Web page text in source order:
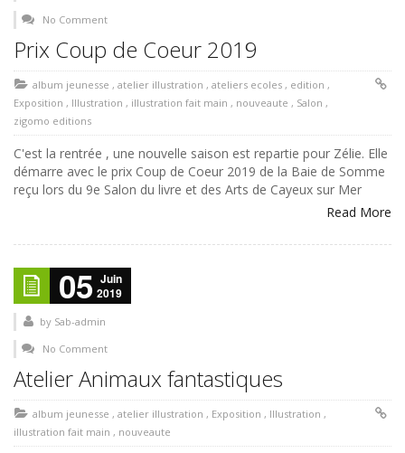
No Comment
Prix Coup de Coeur 2019
album jeunesse , atelier illustration , ateliers ecoles , edition ,
Exposition , Illustration , illustration fait main , nouveaute , Salon ,
zigomo editions
C'est la rentrée , une nouvelle saison est repartie pour Zélie. Elle
démarre avec le prix Coup de Coeur 2019 de la Baie de Somme
reçu lors du 9e Salon du livre et des Arts de Cayeux sur Mer
Read More
05 Juin
2019
by Sab-admin
No Comment
Atelier Animaux fantastiques
album jeunesse , atelier illustration , Exposition , Illustration ,
illustration fait main , nouveaute